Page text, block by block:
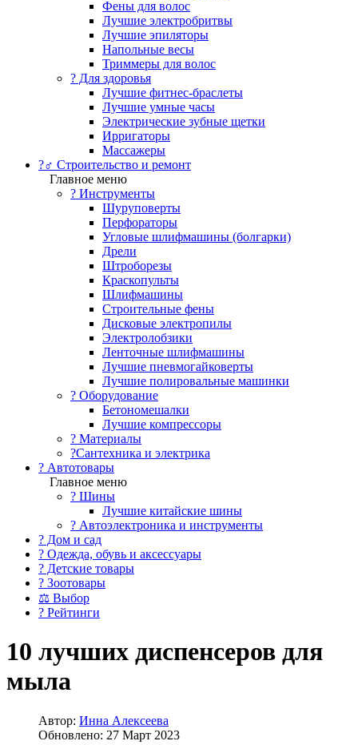
Фены для волос
Лучшие электробритвы
Лучшие эпиляторы
Напольные весы
Триммеры для волос
? Для здоровья
Лучшие фитнес-браслеты
Лучшие умные часы
Электрические зубные щетки
Ирригаторы
Массажеры
?‍♂️ Строительство и ремонт
Главное меню
?️ Инструменты
Шуруповерты
Перфораторы
Угловые шлифмашины (болгарки)
Дрели
Штроборезы
Краскопульты
Шлифмашины
Строительные фены
Дисковые электропилы
Электролобзики
Ленточные шлифмашины
Лучшие пневмогайковерты
Лучшие полировальные машинки
?️ Оборудование
Бетономешалки
Лучшие компрессоры
? Материалы
?Сантехника и электрика
? Автотовары
Главное меню
? Шины
Лучшие китайские шины
? Автоэлектроника и инструменты
? Дом и сад
? Одежда, обувь и аксессуары
? Детские товары
? Зоотовары
⚖ Выбор
? Рейтинги
10 лучших диспенсеров для
мыла
Автор: Инна Алексеева
Обновлено: 27 Март 2023